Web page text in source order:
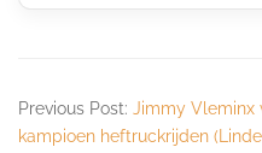
Previous Post: Jimmy Vleminx
kampioen heftruckrijden